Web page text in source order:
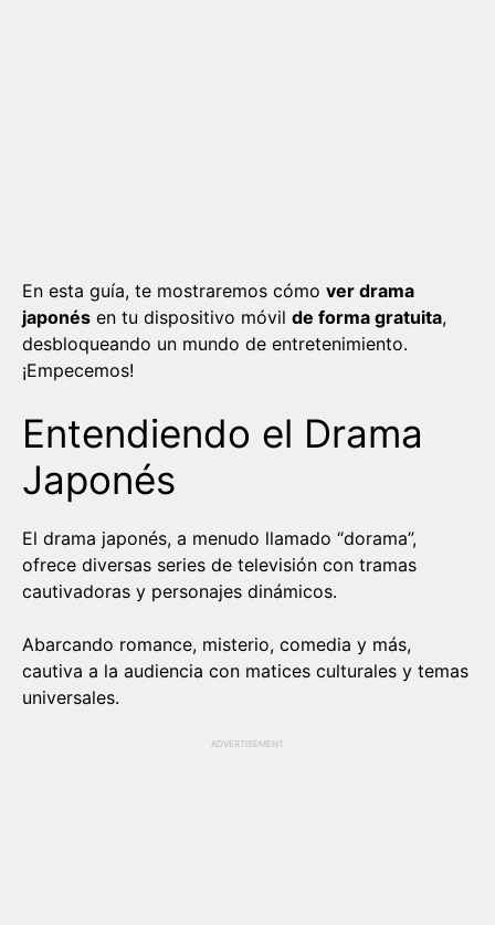
En esta guía, te mostraremos cómo ver drama
japonés en tu dispositivo móvil de forma gratuita,
desbloqueando un mundo de entretenimiento.
¡Empecemos!
Entendiendo el Drama
Japonés
El drama japonés, a menudo llamado “dorama”,
ofrece diversas series de televisión con tramas
cautivadoras y personajes dinámicos.
Abarcando romance, misterio, comedia y más,
cautiva a la audiencia con matices culturales y temas
universales.
ADVERTISEMENT